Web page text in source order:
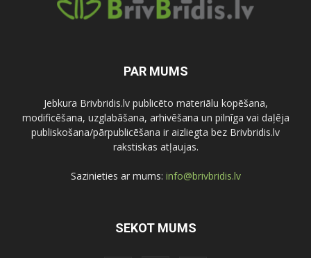
PAR MUMS
Jebkura Brivbridis.lv publicēto materiālu kopēšana,
modificēšana, uzglabāšana, arhivēšana un pilnīga vai daļēja
publiskošana/pārpublicēšana ir aizliegta bez Brivbridis.lv
rakstiskas atļaujas.
Sazinieties ar mums: info@brivbridis.lv
SEKOT MUMS